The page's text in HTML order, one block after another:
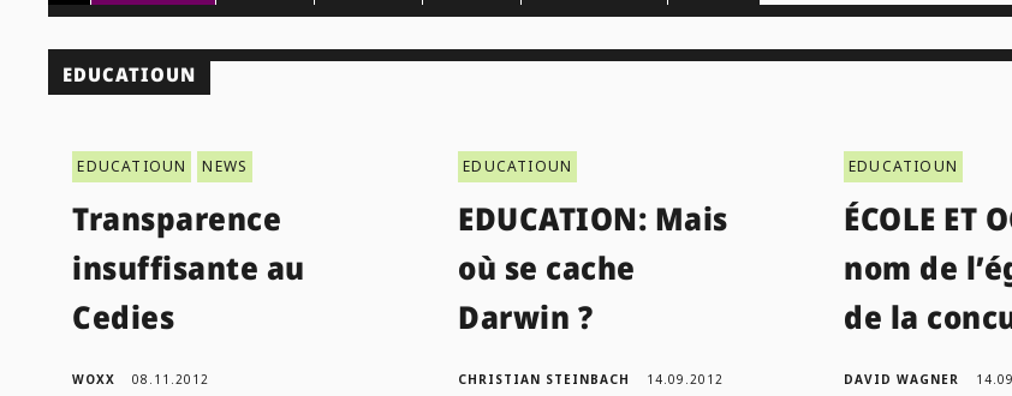
EDUCATIOUN
EDUCATIOUN NEWS
Transparence
insuffisante au
Cedies
WOXX 08.11.2012
EDUCATIOUN
EDUCATION: Mais
où se cache
Darwin ?
CHRISTIAN STEINBACH 14.09.2012
EDUCATIOUN
ÉCOLE ET
nom de
de la
DAVID WAGNER